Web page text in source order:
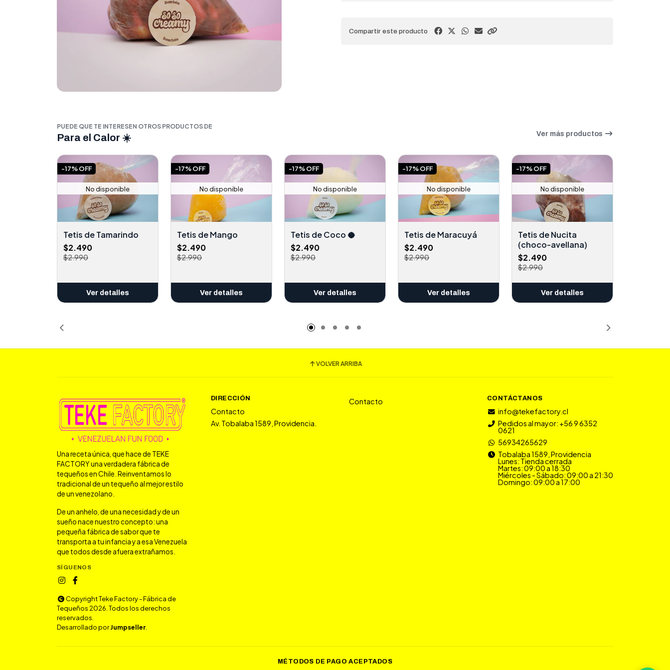
Compartir este producto
PUEDE QUE TE INTERESEN OTROS PRODUCTOS DE
Para el Calor ☀️ Ver más productos
-17% OFF
No disponible
Tetis de Tamarindo
$2.490
$2.990
Ver detalles
-17% OFF
No disponible
Tetis de Mango
$2.490
$2.990
Ver detalles
-17% OFF
No disponible
Tetis de Coco 🥥
$2.490
$2.990
Ver detalles
-17% OFF
No disponible
Tetis de Maracuyá
$2.490
$2.990
Ver detalles
-17% OFF
No disponible
Tetis de Nucita
(choco-avellana)
$2.490
$2.990
Ver detalles
VOLVER ARRIBA
Una receta única, que hace de TEKE
FACTORY una verdadera fábrica de
tequeños en Chile. Reinventamos lo
tradicional de un tequeño al mejor estilo
de un venezolano.
De un anhelo, de una necesidad y de un
sueño nace nuestro concepto: una
pequeña fábrica de sabor que te
transporta a tu infancia y a esa Venezuela
que todos desde afuera extrañamos.
SÍGUENOS
Copyright Teke Factory - Fábrica de
Tequeños 2026. Todos los derechos
reservados.
Desarrollado porJumpseller.
DIRECCIÓN
Contacto
Av. Tobalaba 1589, Providencia.
Contacto CONTÁCTANOS
info@tekefactory.cl
Pedidos al mayor: +56 9 6352
0621
56934265629
Tobalaba 1589, Providencia
Lunes: Tienda cerrada
Martes: 09:00 a 18:30
Miércoles - Sábado: 09:00 a 21:30
Domingo: 09:00 a 17:00
MÉTODOS DE PAGO ACEPTADOS